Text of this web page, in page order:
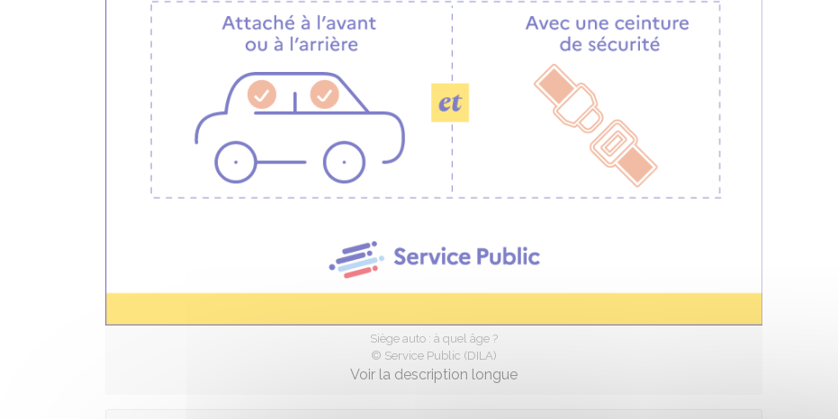
Siège auto : à quel âge ?
© Service Public (DILA)
Voir la description longue